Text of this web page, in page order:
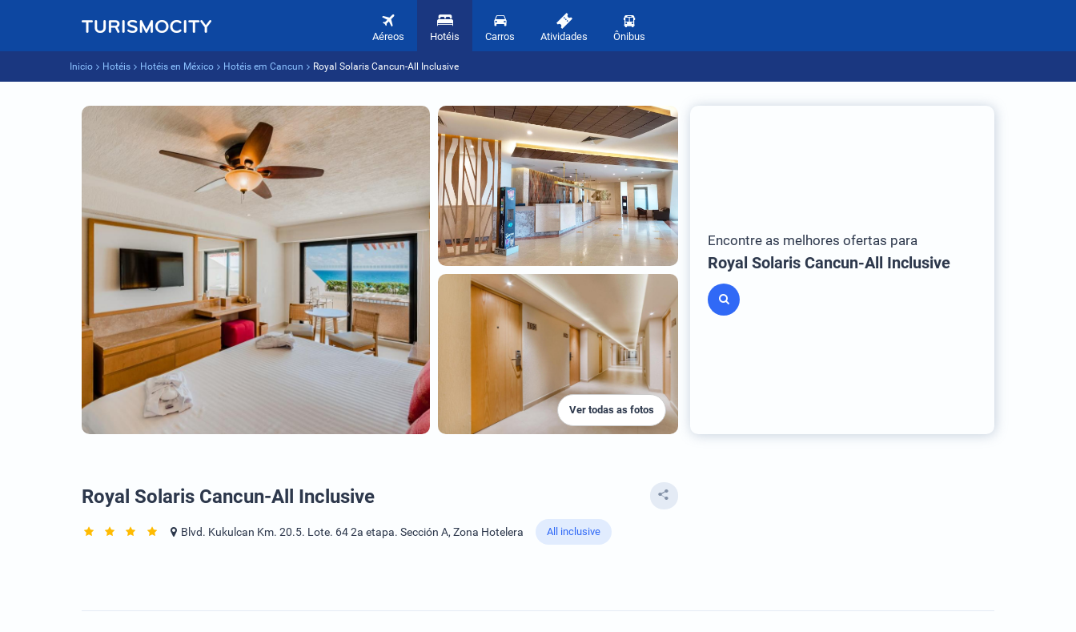
Aéreos Hotéis Carros Atividades Ônibus
Inicio Hotéis Hotéis en México Hotéis em Cancun Royal Solaris Cancun-All Inclusive
Ver todas as fotos
Encontre as melhores ofertas para
Royal Solaris Cancun-All Inclusive
Royal Solaris Cancun-All Inclusive
Blvd. Kukulcan Km. 20.5. Lote. 64 2a etapa. Sección A, Zona Hotelera All inclusive